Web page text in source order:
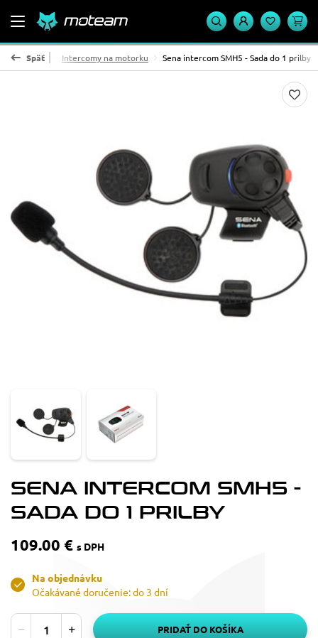
Späť
motorky Intercomy na motorku Sena intercom SMH5 - Sada do 1 prilby
SENA INTERCOM SMH5 -
SADA DO 1 PRILBY
109.00 € s DPH
Na objednávku
Očakávané doručenie: do 3 dní
PRIDAŤ DO KOŠÍKA